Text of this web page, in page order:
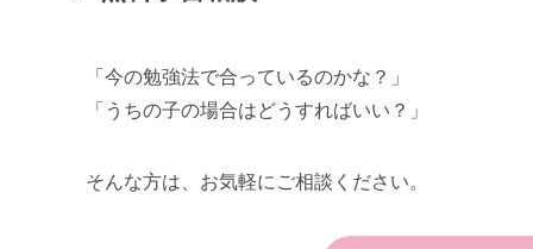
「今の勉強法で合っているのかな？」
「うちの子の場合はどうすればいい？」
そんな方は、お気軽にご相談ください。